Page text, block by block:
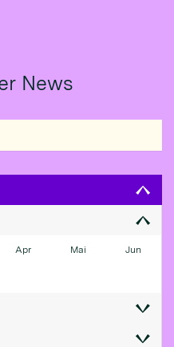
News
Apr Mai Jun